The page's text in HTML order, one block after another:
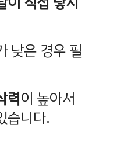
낮은 경우 필
력이 높아서
습니다.